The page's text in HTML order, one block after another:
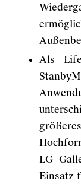
Als
LG
Einsatz